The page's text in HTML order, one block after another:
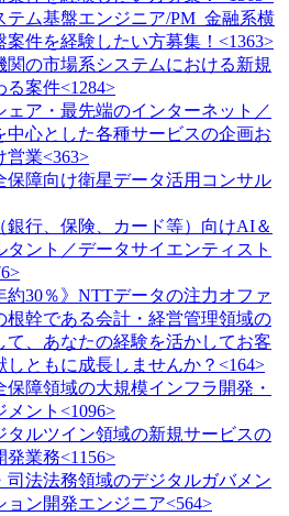
テム基盤エンジニア/PM_金融系横
案件を経験したい方募集！<1363>
関の市場系システムにおける新規
る案件<1284>
ェア・最先端のインターネット／
中心とした各種サービスの企画お
営業<363>
保障向け衛星データ活用コンサル
銀行、保険、カード等）向けAI＆
タント／データサイエンティスト
約30％》NTTデータの注力オファ
根幹である会計・経営管理領域の
て、あなたの経験を活かしてお客
ともに成長しませんか？<164>
保障領域の大規模インフラ開発・
メント<1096>
タルツイン領域の新規サービスの
業務<1156>
司法法務領域のデジタルガバメン
ョン開発エンジニア<564>